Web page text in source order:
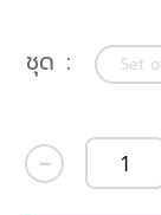
ชุด Set